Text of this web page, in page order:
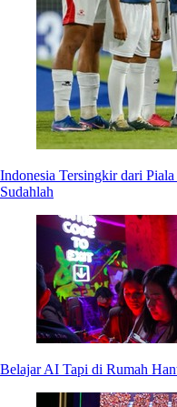
Indonesia Tersingkir dari
Sudahlah
Belajar AI Tapi di Rumah